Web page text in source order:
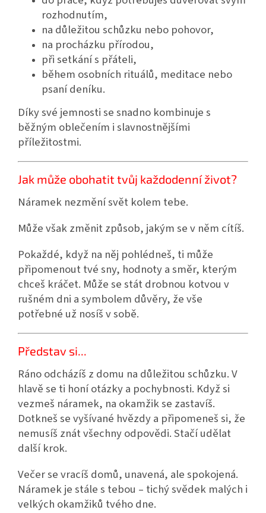
rozhodnutím,
na důležitou schůzku nebo pohovor,
na procházku přírodou,
při setkání s přáteli,
během osobních rituálů, meditace nebo
psaní deníku.
Díky své jemnosti se snadno kombinuje s
běžným oblečením i slavnostnějšími
příležitostmi.
Jak může obohatit tvůj každodenní život?
Náramek nezmění svět kolem tebe.
Může však změnit způsob, jakým se v něm cítíš.
Pokaždé, když na něj pohlédneš, ti může
připomenout tvé sny, hodnoty a směr, kterým
chceš kráčet. Může se stát drobnou kotvou v
rušném dni a symbolem důvěry, že vše
potřebné už nosíš v sobě.
Představ si...
Ráno odcházíš z domu na důležitou schůzku. V
hlavě se ti honí otázky a pochybnosti. Když si
vezmeš náramek, na okamžik se zastavíš.
Dotkneš se vyšívané hvězdy a připomeneš si, že
nemusíš znát všechny odpovědi. Stačí udělat
další krok.
Večer se vracíš domů, unavená, ale spokojená.
Náramek je stále s tebou – tichý svědek malých i
velkých okamžiků tvého dne.